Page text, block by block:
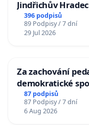
Jindřichův Hradec
396 podpisů
89 Podpisy / 7 dní
29 Jul 2026
Za zachování
demokratické
87 podpisů
87 Podpisy / 7 dní
6 Aug 2026